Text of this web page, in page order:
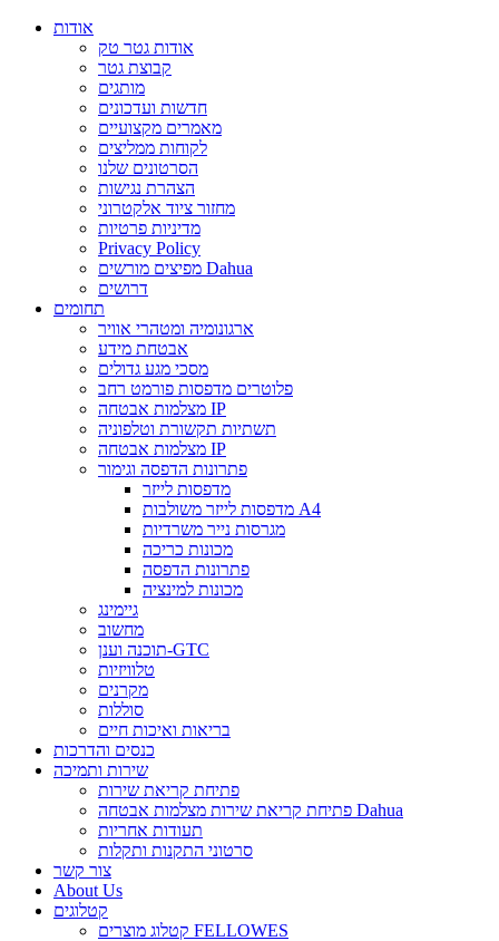
אודות
אודות גטר טק
קבוצת גטר
מותגים
חדשות ועדכונים
מאמרים מקצועיים
לקוחות ממליצים
הסרטונים שלנו
הצהרת נגישות
מחזור ציוד אלקטרוני
מדיניות פרטיות
Privacy Policy
מפיצים מורשים Dahua
דרושים
תחומים
ארגונומיה ומטהרי אוויר
אבטחת מידע
מסכי מגע גדולים
פלוטרים מדפסות פורמט רחב
מצלמות אבטחה IP
תשתיות תקשורת וטלפוניה
מצלמות אבטחה IP
פתרונות הדפסה וגימור
מדפסות לייזר
מדפסות לייזר משולבות A4
מגרסות נייר משרדיות
מכונות כריכה
פתרונות הדפסה
מכונות למינציה
גיימינג
מחשוב
תוכנה וענן-GTC
טלוויזיות
מקרנים
סוללות
בריאות ואיכות חיים
כנסים והדרכות
שירות ותמיכה
פתיחת קריאת שירות
פתיחת קריאת שירות מצלמות אבטחה Dahua
תעודות אחריות
סרטוני התקנות ותקלות
צור קשר
About Us
קטלוגים
קטלוג מוצרים FELLOWES